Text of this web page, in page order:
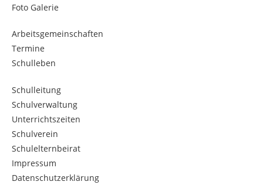
Foto Galerie
Arbeitsgemeinschaften
Termine
Schulleben
Schulleitung
Schulverwaltung
Unterrichtszeiten
Schulverein
Schulelternbeirat
Impressum
Datenschutzerklärung